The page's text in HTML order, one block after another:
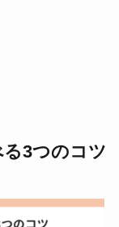
3つのコツ